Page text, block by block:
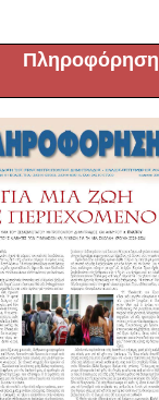
Πληροφόρηση